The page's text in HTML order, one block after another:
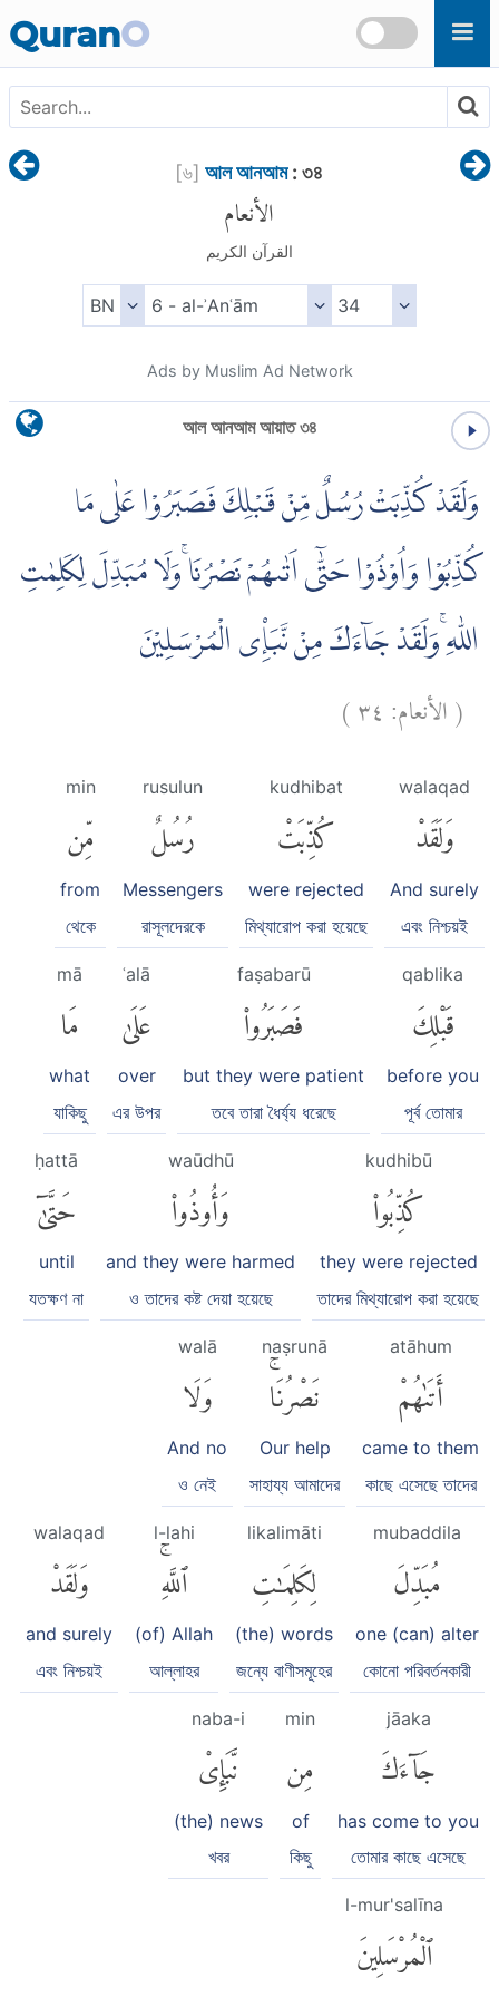
QuranO
[৬] আল আনআম: ৩৪
الأنعام
القرآن الكريم
Ads by Muslim Ad Network
আল আনআম আয়াত ৩৪
وَلَقَدْ كُذِّبَتْ رُسُلٌ مِّنْ قَبْلِكَ فَصَبَرُوْا عَلٰى مَا
كُذِّبُوْا وَاُوْذُوْا حَتّٰٓى اَتٰىهُمْ نَصْرُنَا ۚوَلَا مُبَدِّلَ لِكَلِمٰتِ
اللّٰهِ ۚوَلَقَدْ جَاۤءَكَ مِنْ نَّبَإِ۟ى الْمُرْسَلِيْنَ
(الأنعام: ٣٤)
walaqad
وَلَقَدْ
And surely
এবং নিশ্চয়ই
kudhibat
كُذِّبَتْ
were rejected
মিথ্যারোপ করা হয়েছে
rusulun
رُسُلٌ
Messengers
রাসূলদেরকে
min
مِّن
from
থেকে
qablika
قَبْلِكَ
before you
পূর্ব তোমার
faṣabarū
فَصَبَرُوا۟
but they were patient
তবে তারা ধৈর্য্য ধরেছে
ʿalā
عَلَىٰ
over
এর উপর
mā
مَا
what
যাকিছু
kudhibū
كُذِّبُوا۟
they were rejected
তাদের মিথ্যারোপ করা হয়েছে
waūdhū
وَأُوذُوا۟
and they were harmed
ও তাদের কষ্ট দেয়া হয়েছে
ḥattā
حَتَّىٰٓ
until
যতক্ষণ না
atāhum
أَتَىٰهُمْ
came to them
কাছে এসেছে তাদের
naṣrunā
نَصْرُنَاۚ
Our help
সাহায্য আমাদের
walā
وَلَا
And no
ও নেই
mubaddila
مُبَدِّلَ
one (can) alter
কোনো পরিবর্তনকারী
likalimāti
لِكَلِمَٰتِ
(the) words
জন্যে বাণীসমূহের
l-lahi
ٱللَّهِۚ
(of) Allah
আল্লাহর
walaqad
وَلَقَدْ
and surely
এবং নিশ্চয়ই
jāaka
جَآءَكَ
has come to you
তোমার কাছে এসেছে
min
مِن
of
কিছু
naba-i
نَّبَإِى۟
(the) news
খবর
l-mur'salīna
ٱلْمُرْسَلِينَ